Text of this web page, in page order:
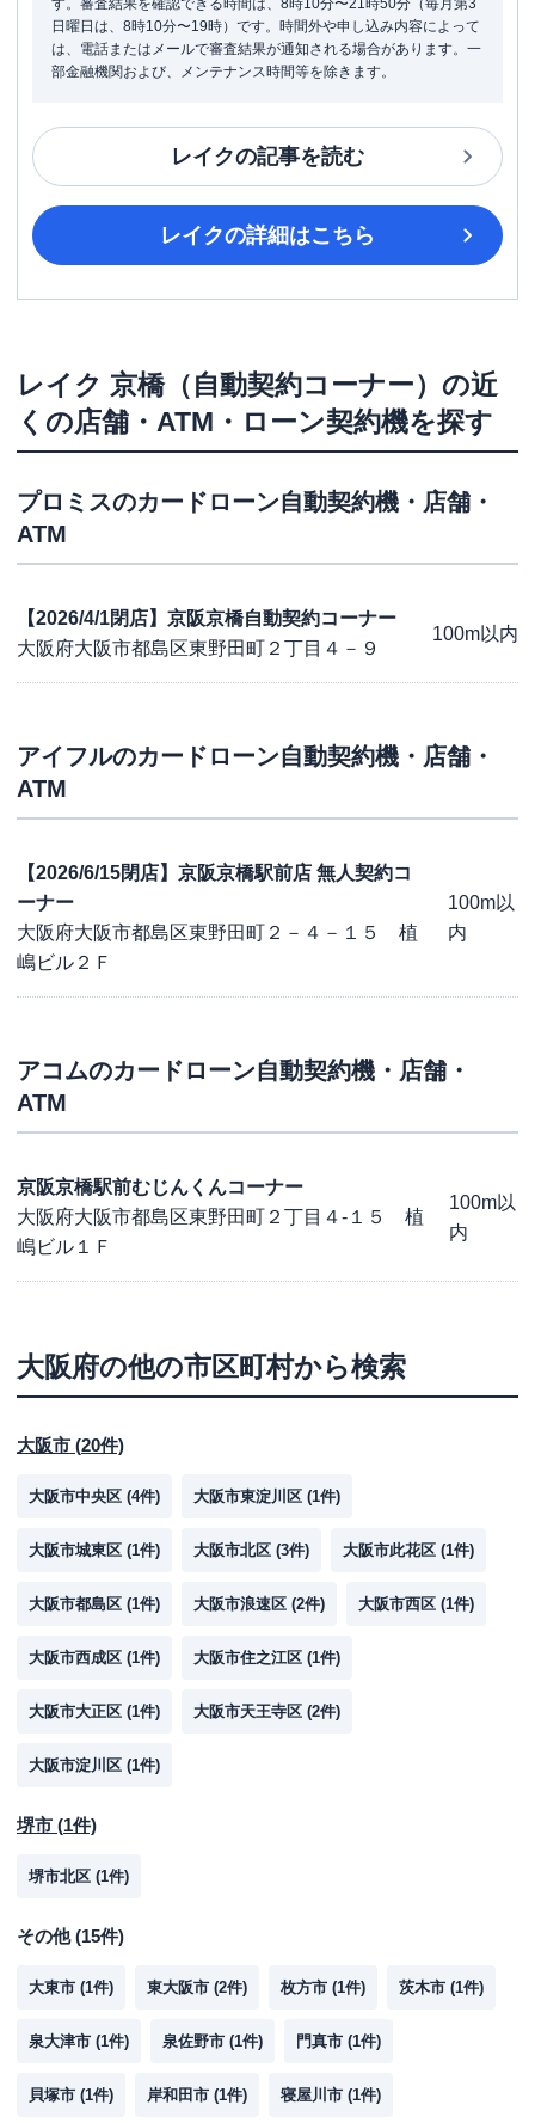
す。審査結果を確認できる時間は、8時10分〜21時50分（毎月第3
日曜日は、8時10分〜19時）です。時間外や申し込み内容によって
は、電話またはメールで審査結果が通知される場合があります。一
部金融機関および、メンテナンス時間等を除きます。
レイクの記事を読む
レイクの詳細はこちら
レイク 京橋（自動契約コーナー） の近
くの店舗・ATM・ローン契約機を探す
プロミスのカードローン自動契約機・店舗・
ATM
【2026/4/1閉店】京阪京橋自動契約コーナー
大阪府大阪市都島区東野田町２丁目４－９
100m以内
アイフルのカードローン自動契約機・店舗・
ATM
【2026/6/15閉店】京阪京橋駅前店 無人契約コ
ーナー
大阪府大阪市都島区東野田町２－４－１５ 植
嶋ビル２Ｆ
100m以
内
アコムのカードローン自動契約機・店舗・
ATM
京阪京橋駅前むじんくんコーナー
大阪府大阪市都島区東野田町２丁目４-１５ 植
嶋ビル１Ｆ
100m以
内
大阪府の他の市区町村から検索
大阪市 (20件)
大阪市中央区 (4件) 大阪市東淀川区 (1件)
大阪市城東区 (1件) 大阪市北区 (3件) 大阪市此花区 (1件)
大阪市都島区 (1件) 大阪市浪速区 (2件) 大阪市西区 (1件)
大阪市西成区 (1件) 大阪市住之江区 (1件)
大阪市大正区 (1件) 大阪市天王寺区 (2件)
大阪市淀川区 (1件)
堺市 (1件)
堺市北区 (1件)
その他(15件)
大東市 (1件) 東大阪市 (2件) 枚方市 (1件) 茨木市 (1件)
泉大津市 (1件) 泉佐野市 (1件) 門真市 (1件)
貝塚市 (1件) 岸和田市 (1件) 寝屋川市 (1件)